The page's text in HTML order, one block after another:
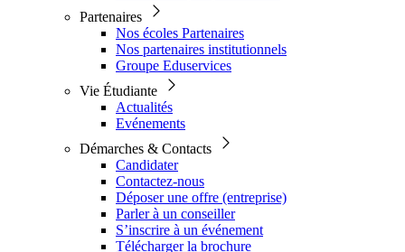
Partenaires
Nos écoles Partenaires
Nos partenaires institutionnels
Groupe Eduservices
Vie Étudiante
Actualités
Evénements
Démarches & Contacts
Candidater
Contactez-nous
Déposer une offre (entreprise)
Parler à un conseiller
S’inscrire à un événement
Télécharger la brochure